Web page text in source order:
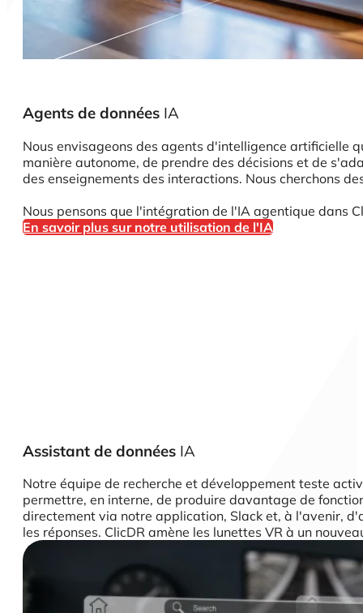
Agents de données IA
Nous envisageons des agents d'intelligence artificielle
manière autonome, de prendre des décisions et de
des enseignements des interactions. Nous cherchons
Nous pensons que l'intégration de l'IA agentique dans
En savoir plus sur notre utilisation de l'IA